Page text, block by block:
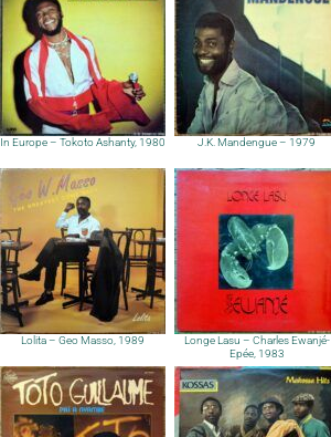
In Europe – Tokoto Ashanty, 1980 J.K. Mandengue – 1979
Lolita – Geo Masso, 1989
Longe Lasu – Charles Ewanjé-
Epée, 1983